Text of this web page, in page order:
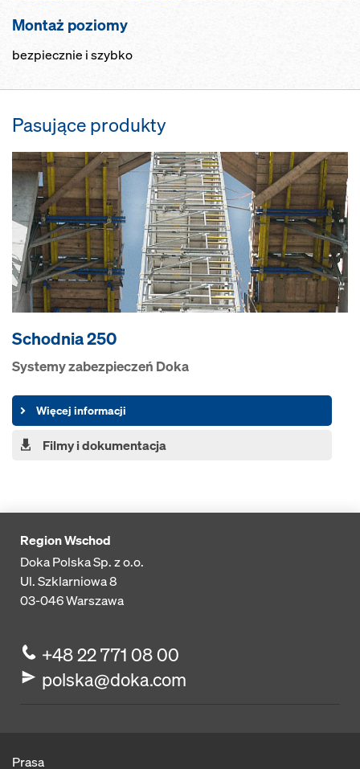
Montaż poziomy
bezpiecznie i szybko
Pasujące produkty
Schodnia 250
Systemy zabezpieczeń Doka
Więcej informacji
Filmy i dokumentacja
Region Wschod
Doka Polska Sp. z o.o.
Ul. Szklarniowa 8
03-046Warszawa
+48 22 771 08 00
polska@doka.com
Prasa